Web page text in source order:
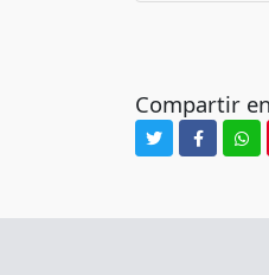
Compartir